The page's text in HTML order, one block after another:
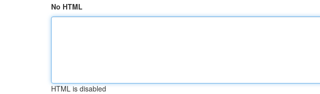
No HTML
HTML is disabled